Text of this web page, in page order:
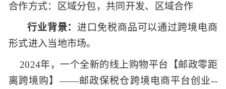
合作方式：区域分包，共同开发、区域合作
行业背景： 进口免税商品可以通过跨境电商
形式进入当地市场。
2024年，一个全新的线上购物平台【邮政零距
离跨境购】——邮政保税仓跨境电商平台创业--